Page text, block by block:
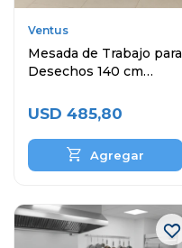
Ventus
Mesada de Trabajo para
Desechos 140 cm
USD 485,80